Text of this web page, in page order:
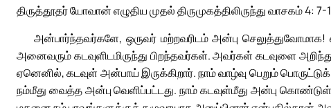
திருத்தூதர் யோவான் எழுதிய முதல் திருமுகத்திலிருந்து வாசகம் 4: 7-
அன்பார்ந்தவர்களே, ஒருவர் மற்றவரிடம் அன்பு செலுத்துவோமாக!
அனைவரும் கடவுளிடமிருந்து பிறந்தவர்கள். அவர்கள் கடவுளை
ஏனெனில், கடவுள் அன்பாய் இருக்கிறார். நாம் வாழ்வு பெறும்
நம்மீது வைத்த அன்பு வெளிப்பட்டது. நாம் கடவுள்மீது அன்பு